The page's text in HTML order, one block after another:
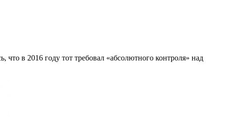
в 2016 году тот требовал «абсолютного контроля» над